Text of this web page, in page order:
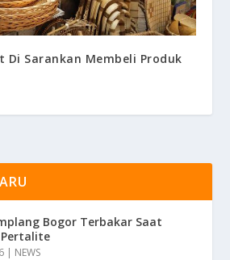
Di Sarankan Membeli Produk
Bogor Terbakar Saat
| NEWS